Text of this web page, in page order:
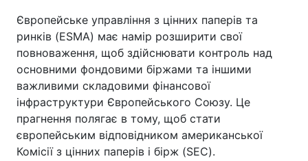
Європейське управління з цінних паперів та
ринків (ESMA) має намір розширити свої
повноваження, щоб здійснювати контроль над
основними фондовими біржами та іншими
важливими складовими фінансової
інфраструктури Європейського Союзу. Це
прагнення полягає в тому, щоб стати
європейським відповідником американської
Комісії з цінних паперів і бірж (SEC).